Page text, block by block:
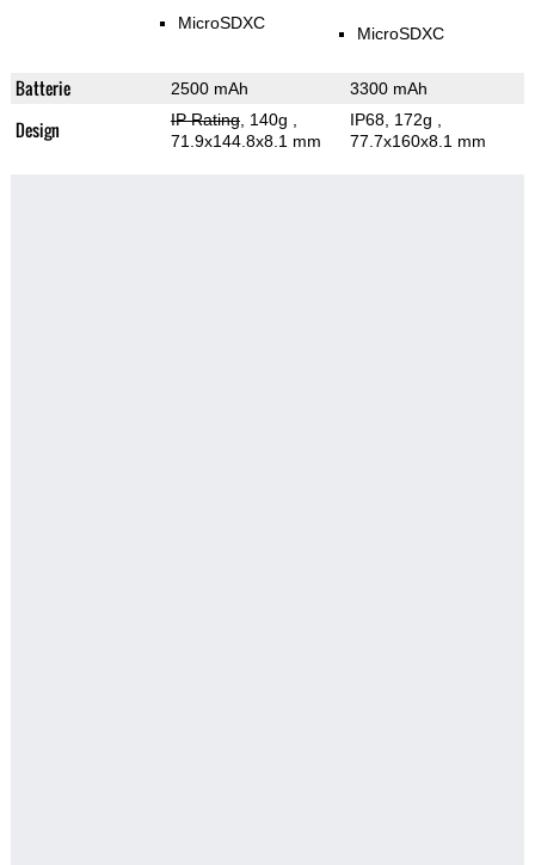
MicroSDXC
MicroSDXC
Batterie 2500 mAh 3300 mAh
Design IP Rating, 140g
71.9x144.8x8.1 mm
IP68, 172g
77.7x160x8.1 mm